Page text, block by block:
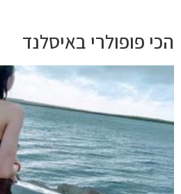
הכי פופולרי באיסלנד